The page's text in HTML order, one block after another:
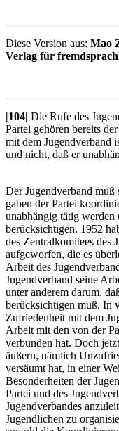
Diese Version aus: Mao
Verlag für
|104| Die Rufe des
Partei gehören bereits
mit dem Jugendverband
und nicht, daß er
Der Jugendverband
gaben der Partei
unabhängig tätig werden
berücksichtigen. 1952
des Zentralkomitees des
aufgeworfen, die es
Arbeit des
Jugendverband seine
unter anderem darum,
berücksichtigen muß. In
Zufriedenheit mit dem
Arbeit mit den von der
verbunden hat. Doch
äußern, nämlich
versäumt hat, in einer
Besonderheiten der
Partei und des
Jugendverbandes
Jugendlichen zu